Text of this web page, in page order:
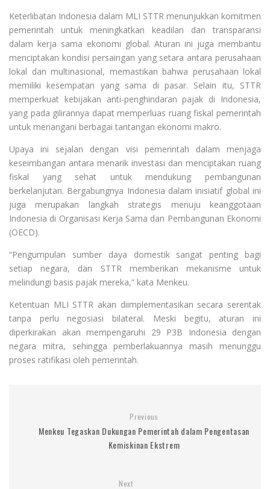
Keterlibatan Indonesia dalam MLI STTR menunjukkan komitmen
pemerintah untuk meningkatkan keadilan dan transparansi
dalam kerja sama ekonomi global. Aturan ini juga membantu
menciptakan kondisi persaingan yang setara antara perusahaan
lokal dan multinasional, memastikan bahwa perusahaan lokal
memiliki kesempatan yang sama di pasar. Selain itu, STTR
memperkuat kebijakan anti-penghindaran pajak di Indonesia,
yang pada gilirannya dapat memperluas ruang fiskal pemerintah
untuk menangani berbagai tantangan ekonomi makro.
Upaya ini sejalan dengan visi pemerintah dalam menjaga
keseimbangan antara menarik investasi dan menciptakan ruang
fiskal yang sehat untuk mendukung pembangunan
berkelanjutan. Bergabungnya Indonesia dalam inisiatif global ini
juga merupakan langkah strategis menuju keanggotaan
Indonesia di Organisasi Kerja Sama dan Pembangunan Ekonomi
(OECD).
“Pengumpulan sumber daya domestik sangat penting bagi
setiap negara, dan STTR memberikan mekanisme untuk
melindungi basis pajak mereka,” kata Menkeu.
Ketentuan MLI STTR akan diimplementasikan secara serentak
tanpa perlu negosiasi bilateral. Meski begitu, aturan ini
diperkirakan akan mempengaruhi 29 P3B Indonesia dengan
negara mitra, sehingga pemberlakuannya masih menunggu
proses ratifikasi oleh pemerintah.
Previous
Menkeu Tegaskan Dukungan Pemerintah dalam Pengentasan
Kemiskinan Ekstrem
Next